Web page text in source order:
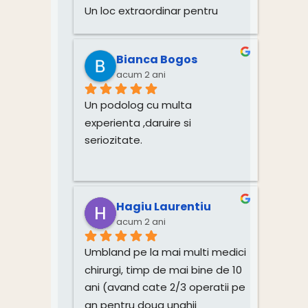
afectata de multiple
onicomicoza.Mult respect
pentru ceea ce faci, Monica!
Felicitări!
Un loc extraordinar pentru
foarte bine dotat cu aparatura
și materiale de calitate și de
unica folosință. Încă de la
început zâmbetul unei femei
frumoase, muzica ambientala,
destins si relaxat.In sfârșit
unghiile mele sunt fericite
Mulțumesc pentru
profesionalism, doamna
Monica este un om deosebit si
minunat in tot ceea ce face,
drept dovada si mulțimea
Bianca Bogos
acum 2 ani
Un podolog cu multa
experienta ,daruire si
seriozitate.
Hagiu Laurentiu
acum 2 ani
Umbland pe la mai multi medici
chirurgi, timp de mai bine de 10
ani (avand cate 2/3 operatii pe
an pentru doua unghii